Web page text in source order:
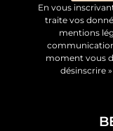
En vous
traite vos
mentions
moment vous
désinscrire